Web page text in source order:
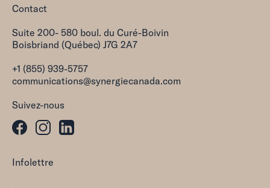
Contact
Suite 200- 580 boul. du Curé-Boivin
Boisbriand (Québec) J7G 2A7
+1 (855) 939-5757
communications@synergiecanada.com
Suivez-nous
Infolettre